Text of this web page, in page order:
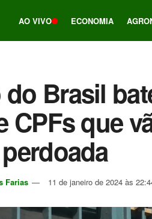
AO VIVO ECONOMIA
Brasil
CPFs que
Farias 11 de janeiro de 2024 às